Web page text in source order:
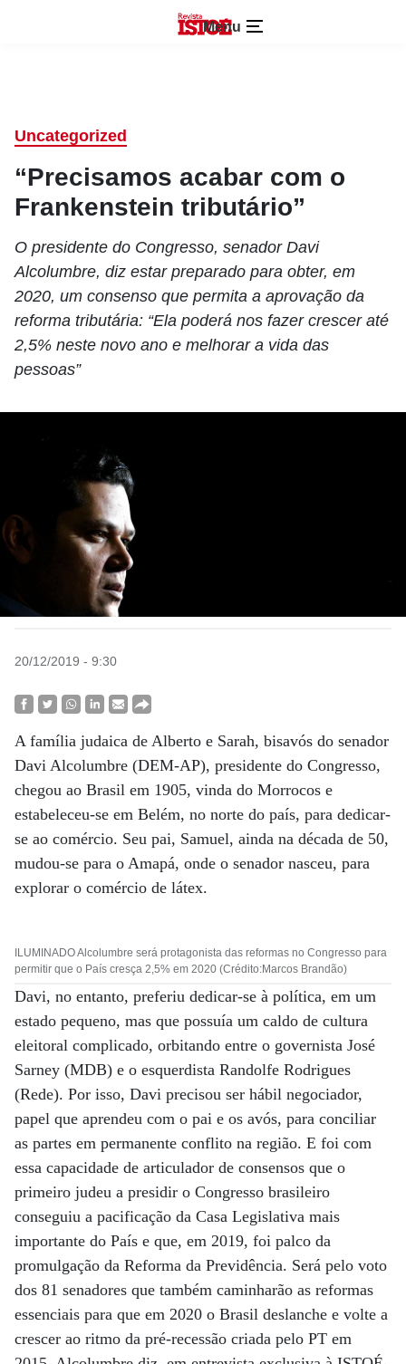
Menu
Uncategorized
“Precisamos acabar com o
Frankenstein tributário”
O presidente do Congresso, senador Davi
Alcolumbre, diz estar preparado para obter, em
2020, um consenso que permita a aprovação da
reforma tributária: “Ela poderá nos fazer crescer até
2,5% neste novo ano e melhorar a vida das
pessoas”
20/12/2019 - 9:30
A família judaica de Alberto e Sarah, bisavós do senador
Davi Alcolumbre (DEM-AP), presidente do Congresso,
chegou ao Brasil em 1905, vinda do Morrocos e
estabeleceu-se em Belém, no norte do país, para dedicar-
se ao comércio. Seu pai, Samuel, ainda na década de 50,
mudou-se para o Amapá, onde o senador nasceu, para
explorar o comércio de látex.
ILUMINADO Alcolumbre será protagonista das reformas no Congresso para
permitir que o País cresça 2,5% em 2020 (Crédito:Marcos Brandão)
Davi, no entanto, preferiu dedicar-se à política, em um
estado pequeno, mas que possuía um caldo de cultura
eleitoral complicado, orbitando entre o governista José
Sarney (MDB) e o esquerdista Randolfe Rodrigues
(Rede). Por isso, Davi precisou ser hábil negociador,
papel que aprendeu com o pai e os avós, para conciliar
as partes em permanente conflito na região. E foi com
essa capacidade de articulador de consensos que o
primeiro judeu a presidir o Congresso brasileiro
conseguiu a pacificação da Casa Legislativa mais
importante do País e que, em 2019, foi palco da
promulgação da Reforma da Previdência. Será pelo voto
dos 81 senadores que também caminharão as reformas
essenciais para que em 2020 o Brasil deslanche e volte a
crescer ao ritmo da pré-recessão criada pelo PT em